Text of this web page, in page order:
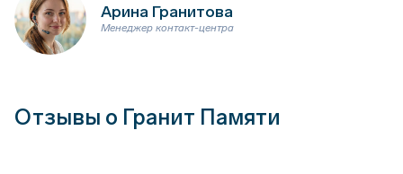
Арина Гранитова
Менеджер контакт-центра
Отзывы о Гранит Памяти